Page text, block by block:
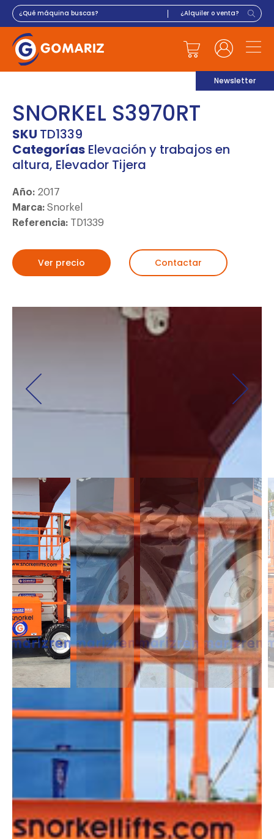
Newsletter
SNORKEL S3970RT
SKU TD1339
Categorías Elevación y trabajos en
altura, Elevador Tijera
Año: 2017
Marca: Snorkel
Referencia: TD1339
Ver precio Contactar
DESCRIPCIÓN
Las Tijeras Diésel destacan por tener una cesta de gran dimensión, cuya
plataforma es extensible. Además, cuenta con estabilizadores para
obtener una mayor seguridad en trabajos de gran altura y superficies
con pendiente. Disponibles con altura de 10m a 28m
DIMENSIONES